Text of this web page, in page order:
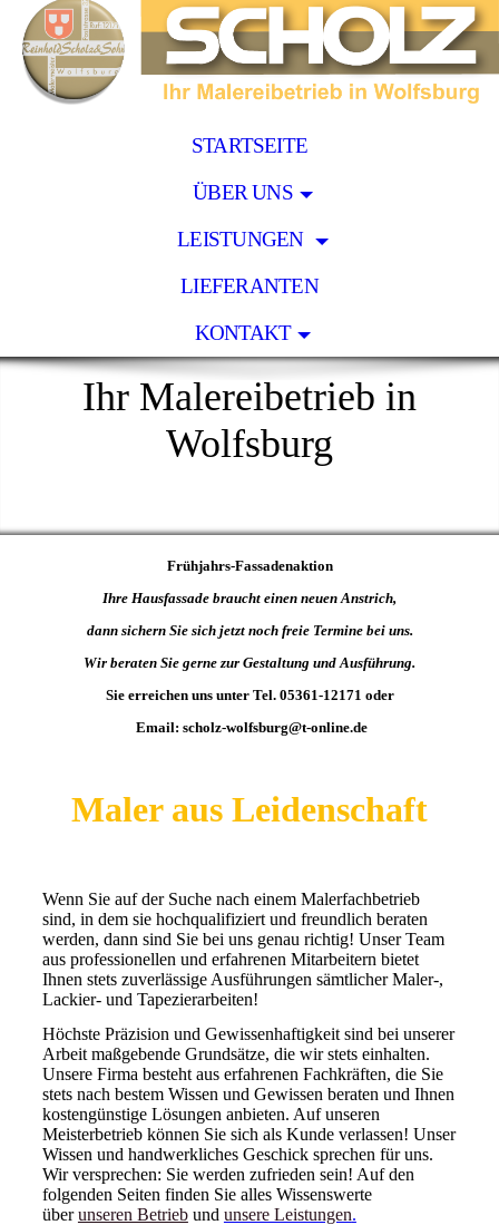
STARTSEITE
ÜBER UNS
LEISTUNGEN
LIEFERANTEN
KONTAKT
Ihr Malereibetrieb in
Wolfsburg
Frühjahrs-Fassadenaktion
Ihre Hausfassade braucht einen neuen Anstrich,
dann sichern Sie sich jetzt noch freie Termine bei uns.
Wir beraten Sie gerne zur Gestaltung und Ausführung.
Sie erreichen uns unter Tel. 05361-12171 oder
Email: scholz-wolfsburg@t-online.de
Maler aus Leidenschaft
Wenn Sie auf der Suche nach einem Malerfachbetrieb
sind, in dem sie hochqualifiziert und freundlich beraten
werden, dann sind Sie bei uns genau richtig! Unser Team
aus professionellen und erfahrenen Mitarbeitern bietet
Ihnen stets zuverlässige Ausführungen sämtlicher Maler-,
Lackier- und Tapezierarbeiten!
Höchste Präzision und Gewissenhaftigkeit sind bei unserer
Arbeit maßgebende Grundsätze, die wir stets einhalten.
Unsere Firma besteht aus erfahrenen Fachkräften, die Sie
stets nach bestem Wissen und Gewissen beraten und Ihnen
kostengünstige Lösungen anbieten. Auf unseren
Meisterbetrieb können Sie sich als Kunde verlassen! Unser
Wissen und handwerkliches Geschick sprechen für uns.
Wir versprechen: Sie werden zufrieden sein! Auf den
folgenden Seiten finden Sie alles Wissenswerte
überunseren Betriebund unsere Leistungen.